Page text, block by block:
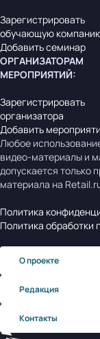
Зарегистрировать
обучающую
Добавить семинар
ОРГАНИЗАТОРАМ
МЕРОПРИЯТИЙ:
Зарегистрировать
организатора
Добавить
Любое
видео-материалы и
допускается только
материала на
Политика
Политика обработки
О проекте
Редакция
Контакты